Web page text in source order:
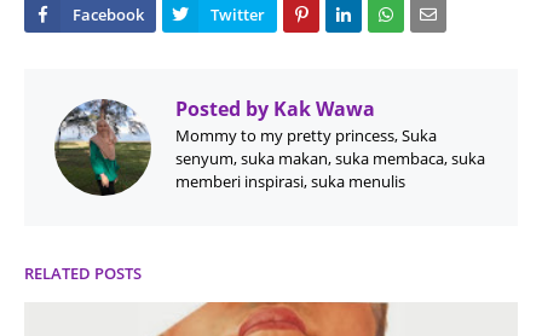
Posted by Kak Wawa
Mommy to my pretty princess, Suka
senyum, suka makan, suka membaca, suka
memberi inspirasi, suka menulis
RELATED POSTS